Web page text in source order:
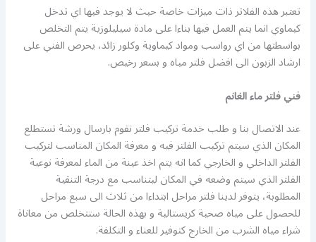
تعتبر هذه الفلاتر ذات ميزات خاصة حيث لا يوجد فيها اي تدخل
كيماوي انما يتم العمل فيها بناءا على مادة سيليلوزية يتم التخلص
بواسطتها من اي رواسب ومواد كيماوية وكلور زائد، يحرص الفني على
ارشاد الزبون الى افضل فلتر مياه و بسعر رخيص.
فني فلتر ماء الغانم
عند الاتصال بنا و طلب خدمة تركيب فلتر نقوم بارسال ورشة تستطلع
المكان الذي سيتم تركيب الفلتر فيه و معرفة المكان المناسب لتركيب
الفلتر الداخلي و الخارجي كما انه يتم اخذ عينة من الماء لمعرفة نوعية
الفلتر الذي سيتم وضعه في المكان ليتناسب مع درجة التنقية
المطلوبة، يتوفر لدينا فلتر مراحل ابتداءا من ثلاث الى سبع مراحل
للحصول على مياه صحية كريستالية و بهذه الحالة ستتخلص من معاناة
شراء مياه الشرب من الخارج كتوفير للعناء و التكلفة.